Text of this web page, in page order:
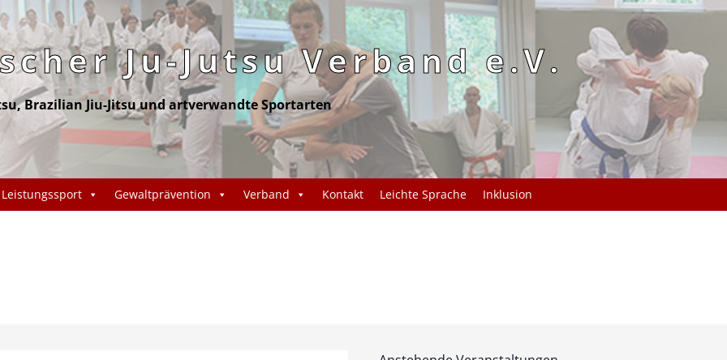
Ju-Jutsu Verband e.V.
Brazilian Jiu-Jitsu und artverwandte Sportarten
Leistungssport Gewaltprävention Verband Kontakt Leichte Sprache Inklusion